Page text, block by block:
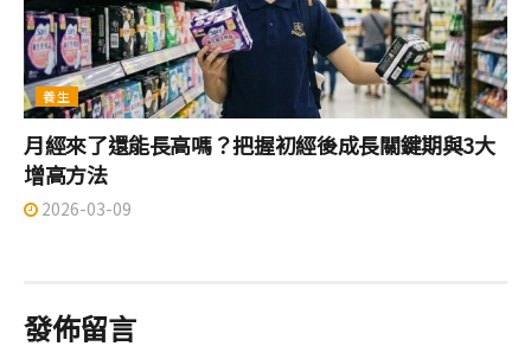
養生
月經來了還能長高嗎？把握初經後成長關鍵期與3大
增高方法
2026-03-09
發佈留言